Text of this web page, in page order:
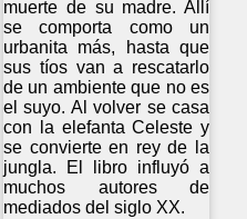
muerte de su madre. Allí
se comporta como un
urbanita más, hasta que
sus tíos van a rescatarlo
de un ambiente que no es
el suyo. Al volver se casa
con la elefanta Celeste y
se convierte en rey de la
jungla. El libro influyó a
muchos autores de
mediados del siglo XX.